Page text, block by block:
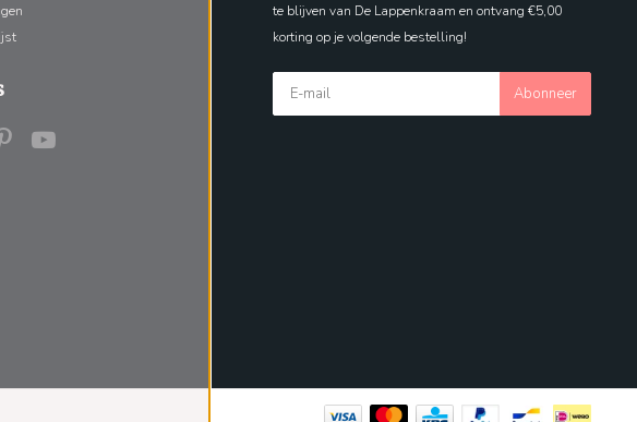
te blijven van De Lappenkraam en ontvang €5,00
korting op je volgende bestelling!
Abonneer